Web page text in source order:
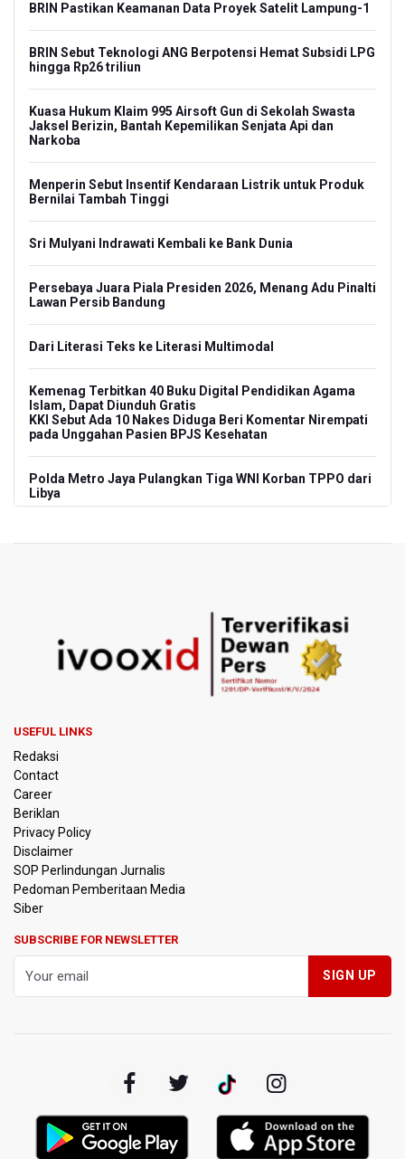
BRIN Pastikan Keamanan Data Proyek Satelit Lampung-1
BRIN Sebut Teknologi ANG Berpotensi Hemat Subsidi LPG
hingga Rp26 triliun
Kuasa Hukum Klaim 995 Airsoft Gun di Sekolah Swasta
Jaksel Berizin, Bantah Kepemilikan Senjata Api dan
Narkoba
Menperin Sebut Insentif Kendaraan Listrik untuk Produk
Bernilai Tambah Tinggi
Sri Mulyani Indrawati Kembali ke Bank Dunia
Persebaya Juara Piala Presiden 2026, Menang Adu Pinalti
Lawan Persib Bandung
Dari Literasi Teks ke Literasi Multimodal
Kemenag Terbitkan 40 Buku Digital Pendidikan Agama
Islam, Dapat Diunduh Gratis
KKI Sebut Ada 10 Nakes Diduga Beri Komentar Nirempati
pada Unggahan Pasien BPJS Kesehatan
Polda Metro Jaya Pulangkan Tiga WNI Korban TPPO dari
Libya
Pemerintah Gelar Operasi Modifikasi Cuaca Percepat
Pemadaman Karhutla Gunung Bromo
Jaga Daya Beli Masyarakat
Kemenkeu Ambil Alih 60 Persen Saham KCIC
Anggota Komisi III DPR Usulkan Mekanisme Pra Judicial
dalam RUU Perampasan Aset
KPK Sebut Pejabat Kemenhut Diduga Menerima 12.500
Dolar Singapura dari Bupati Kuantan Singingi Nonaktif
Suhardiman Amby
Massal
Harga Telur dan Daging Ayam Masih Tertekan,
Pemerintah Tambah Penempatan Dana SAL di Himbara
USEFUL LINKS
Redaksi
Contact
Career
Beriklan
Privacy Policy
Disclaimer
SOP Perlindungan Jurnalis
Pedoman Pemberitaan Media
Siber
SUBSCRIBE FOR NEWSLETTER